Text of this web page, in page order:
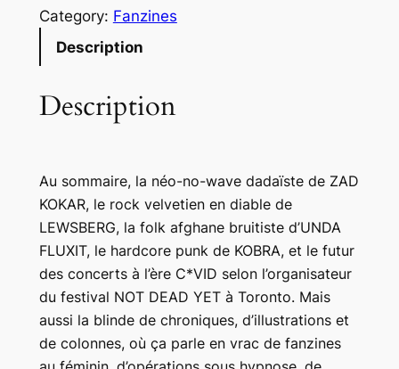
n
i
é
P
s
y
c
h
o
D
i
Category: Fanzines
Description
Description
Au sommaire, la néo-no-wave dadaïste de ZAD
KOKAR, le rock velvetien en diable de
LEWSBERG, la folk afghane bruitiste d’UNDA
FLUXIT, le hardcore punk de KOBRA, et le futur
des concerts à l’ère C*VID selon l’organisateur
du festival NOT DEAD YET à Toronto. Mais
aussi la blinde de chroniques, d’illustrations et
de colonnes, où ça parle en vrac de fanzines